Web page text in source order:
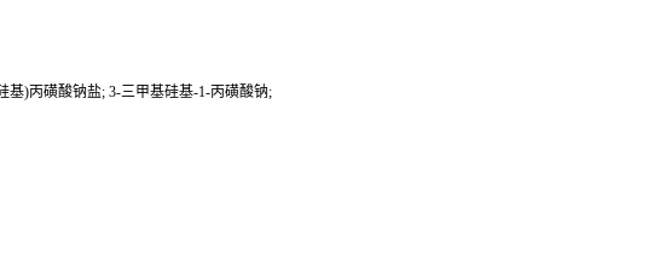
基)丙磺酸钠盐; 3-三甲基硅基-1-丙磺酸钠;